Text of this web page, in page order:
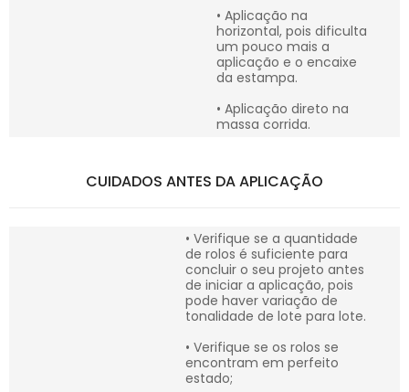
• Aplicação na
horizontal, pois dificulta
um pouco mais a
aplicação e o encaixe
da estampa.
• Aplicação direto na
massa corrida.
CUIDADOS ANTES DA APLICAÇÃO
• Verifique se a quantidade
de rolos é suficiente para
concluir o seu projeto antes
de iniciar a aplicação, pois
pode haver variação de
tonalidade de lote para lote.
• Verifique se os rolos se
encontram em perfeito
estado;